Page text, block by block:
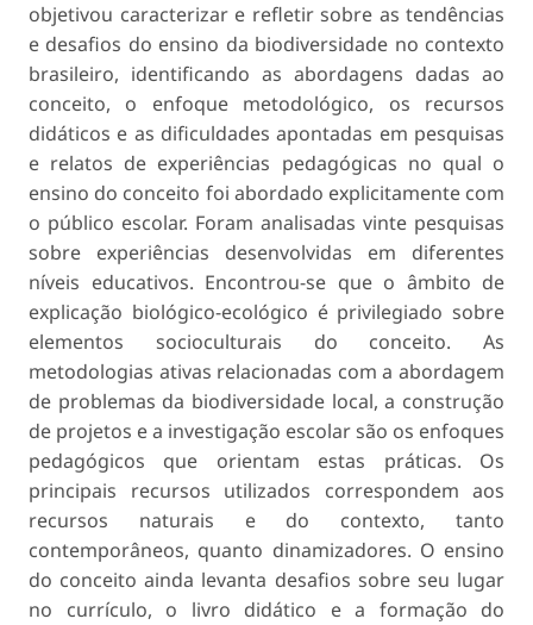
objetivou caracterizar e refletir sobre as tendências
e desafios do ensino da biodiversidade no contexto
brasileiro, identificando as abordagens dadas ao
conceito, o enfoque metodológico, os recursos
didáticos e as dificuldades apontadas em pesquisas
e relatos de experiências pedagógicas no qual o
ensino do conceito foi abordado explicitamente com
o público escolar. Foram analisadas vinte pesquisas
sobre experiências desenvolvidas em diferentes
níveis educativos. Encontrou-se que o âmbito de
explicação biológico-ecológico é privilegiado sobre
elementos socioculturais do conceito. As
metodologias ativas relacionadas com a abordagem
de problemas da biodiversidade local, a construção
de projetos e a investigação escolar são os enfoques
pedagógicos que orientam estas práticas. Os
principais recursos utilizados correspondem aos
recursos naturais e do contexto, tanto
contemporâneos, quanto dinamizadores. O ensino
do conceito ainda levanta desafios sobre seu lugar
no currículo, o livro didático e a formação do